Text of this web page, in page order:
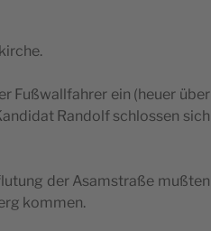
Fuß­wall­fah­rer ein (heu­er über
Ran­dolf schlos­sen sich
der Asam­stra­ße muß­ten
kommen.